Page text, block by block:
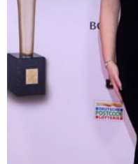
verarbeitet werden, und
Abschnitt Einzelheiten
Wir verwenden Cookies,
personalisieren,
zu können und die
analysieren. Außerdem
Verwendung unserer
soziale Medien,
Partner führen diese